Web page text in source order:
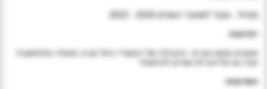
מנהל , עובד לשעבר בשנים 2016 - 2022
יתרונות:
אנשים ממש טובים. ההנהלה של המשרד בתל אביב מעולה ומתחשבת
אבל גם עליהם לא שמים להרגשתי
חסרונות: